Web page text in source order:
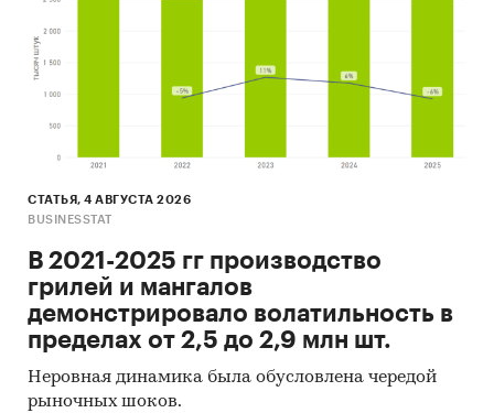
2. Группа продукта
3. Производитель
6. Компании получатели и отправители товара
7. Страны получатели, отправители и
производители товара
8. Объем импорта и экспорта в натуральном
выражении
9. Объем импорта и экспорта в стоимостном
СТАТЬЯ, 4 АВГУСТА 2026
BUSINESSTAT
В 2021-2025 гг производство
грилей и мангалов
демонстрировало волатильность в
пределах от 2,5 до 2,9 млн шт.
Неровная динамика была обусловлена чередой
рыночных шоков.